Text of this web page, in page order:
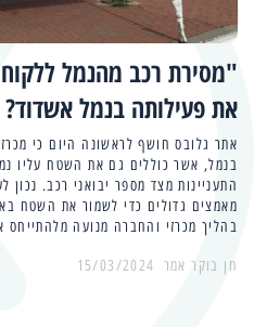
"מסירת רכב מהנמל
את פעילותה בנמל אשדוד?
אתר גלובס חושף לראשונה היום כי
בנמל, אשר כוללים גם את השטח עליו
התעניינות מצד מספר יבואני רכב.
מאמצים גדולים כדי לשמור את השטח
בהליך מכרזי והחברה מנועה מלהתייחס
15/03/2024